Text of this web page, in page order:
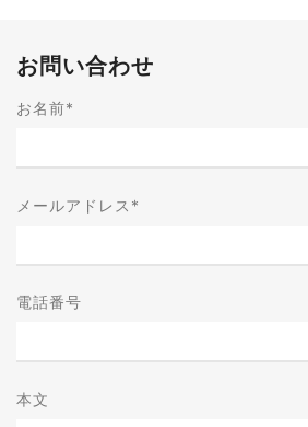
お問い合わせ
お名前*
メールアドレス *
電話番号
本文